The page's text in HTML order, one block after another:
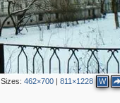
Sizes:462×700 |811×1228 W